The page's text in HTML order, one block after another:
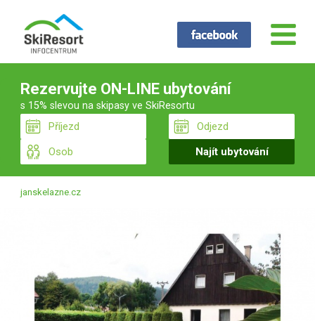
Rezervujte ON-LINE ubytování
s 15% slevou na skipasy ve SkiResortu
janskelazne.cz